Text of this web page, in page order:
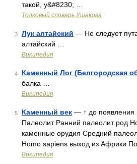
такой, у&#8230; …
Толковый словарь Ушакова
3 Лук алтайский — Не следует
алтайский …
Википедия
4 Каменный Лог (Белгородская
балка …
Википедия
5 Каменный век — ↑ до появления
Палеолит Ранний палеолит род
каменные орудия Средний
Homo sapiens выход из Африки
Википедия